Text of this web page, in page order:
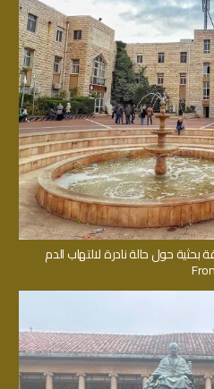
حول حالة نادرة لالتهاب الدم